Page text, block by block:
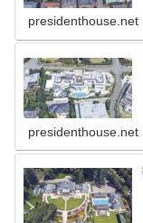
presidenthouse.net
presidenthouse.net